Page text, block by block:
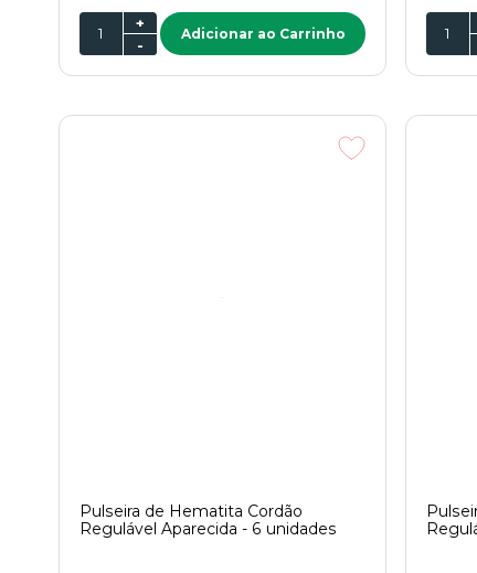
-
+
Adicionar ao Carrinho
Pulseira de Hematita Cordão
Regulável Aparecida - 6 unidades